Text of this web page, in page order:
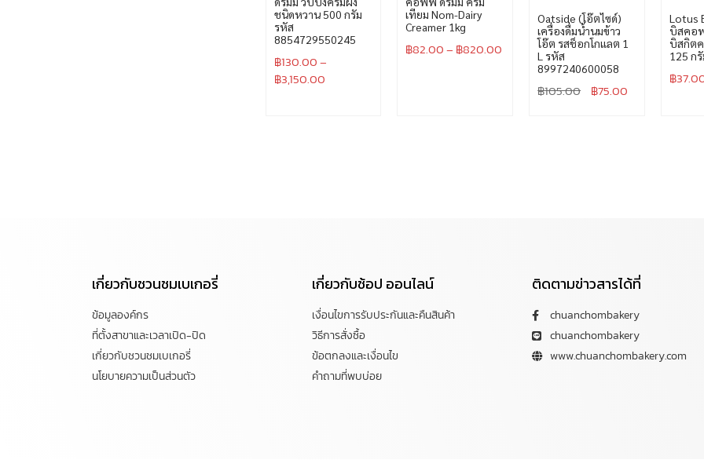
ชนิดหวาน 500 กรัม
รหัส
8854729550245
฿130.00–
฿3,150.00
เทียม Nom-Dairy
Creamer 1kg
฿82.00– ฿820.00
Oatside (โอ๊ตไซด์)
เครื่องดื่มน้ำนมข้าว
โอ๊ต รสช็อกโกแลต 1
L รหัส
8997240600058
฿105.00 ฿75.00
Lotus
บิสคอฟ
บิสกิตค
125 ก
฿
เกี่ยวกับชวนชมเบเกอรี่
ข้อมูลองค์กร
ที่ตั้งสาขาและเวลาเปิด-ปิด
เกี่ยวกับชวนชมเบเกอรี่
นโยบายความเป็นส่วนตัว
เกี่ยวกับช้อป ออนไลน์
เงื่อนไขการรับประกันและคืนสินค้า
วิธีการสั่งซื้อ
ข้อตกลงและเงื่อนไข
คำถามที่พบบ่อย
ติดตามข่าวสารได้ที่
chuanchombakery
chuanchombakery
www.chuanchombakery.com